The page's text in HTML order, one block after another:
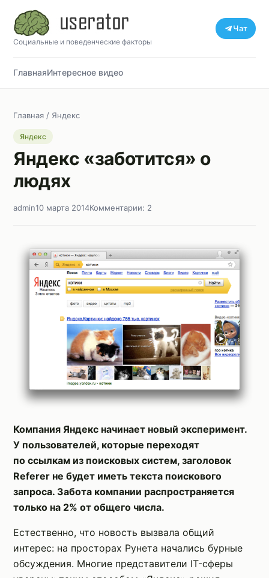
Социальные и поведенческие факторы
Чат
ГлавнаяИнтересное видео
Главная / Яндекс
Яндекс
Яндекс «заботится» о
людях
admin10 марта 2014Комментарии: 2
Компания Яндекс начинает новый эксперимент.
У пользователей, которые переходят
по ссылкам из поисковых систем, заголовок
Referer не будет иметь текста поискового
запроса. Забота компании распространяется
только на 2% от общего числа.
Естественно, что новость вызвала общий
интерес: на просторах Рунета начались бурные
обсуждения. Многие представители IT-сферы